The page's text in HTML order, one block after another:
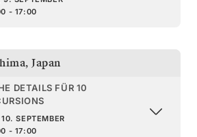
- 17:00
, Japan
DETAILS FÜR 10
SEPTEMBER
- 17:00